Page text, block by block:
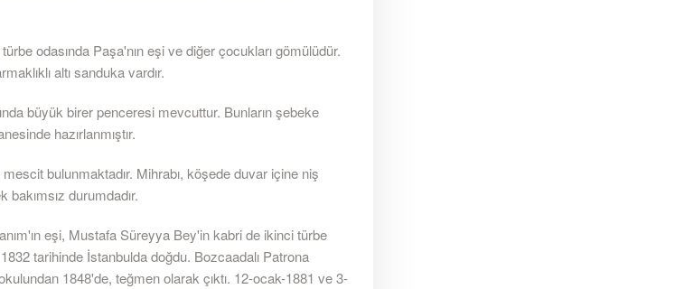
türbe odasında Paşa'nın eşi ve diğer çocukları gömülüdür.
altı sanduka vardır.
büyük birer penceresi mevcuttur. Bunların şebeke
hazırlanmıştır.
mescit bulunmaktadır. Mihrabı, köşede duvar içine niş
durumdadır.
eşi, Mustafa Süreyya Bey'in kabri de ikinci türbe
tarihinde İstanbulda doğdu. Bozcaadalı Patrona
1848'de, teğmen olarak çıktı. 12-ocak-1881 ve 3-